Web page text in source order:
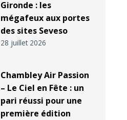
Gironde : les
mégafeux aux portes
des sites Seveso
28 juillet 2026
Chambley Air Passion
– Le Ciel en Fête : un
pari réussi pour une
première édition